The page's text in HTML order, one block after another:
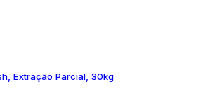
Extração Parcial, 30kg